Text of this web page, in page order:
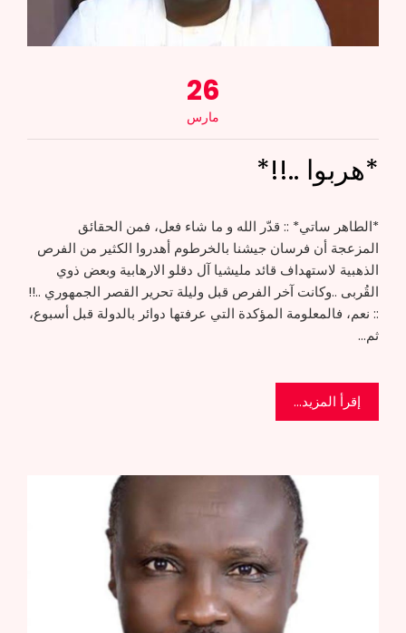
26
مارس
*هربوا ..!!*
*الطاهر ساتي* :: قدّر الله و ما شاء فعل، فمن الحقائق
المزعجة أن فرسان جيشنا بالخرطوم أهدروا الكثير من الفرص
الذهبية لاستهداف قائد مليشيا آل دقلو الارهابية وبعض ذوي
القُربى ..وكانت آخر الفرص قبل وليلة تحرير القصر الجمهوري ..!!
:: نعم، فالمعلومة المؤكدة التي عرفتها دوائر بالدولة قبل أسبوع،
ثم…
إقرأ المزيد...